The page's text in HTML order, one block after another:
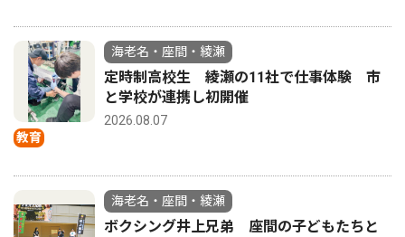
教育
海老名・座間・綾瀬
定時制高校生 綾瀬の11社で仕事体験 市
と学校が連携し初開催
2026.08.07
海老名・座間・綾瀬
ボクシング井上兄弟 座間の子どもたちと